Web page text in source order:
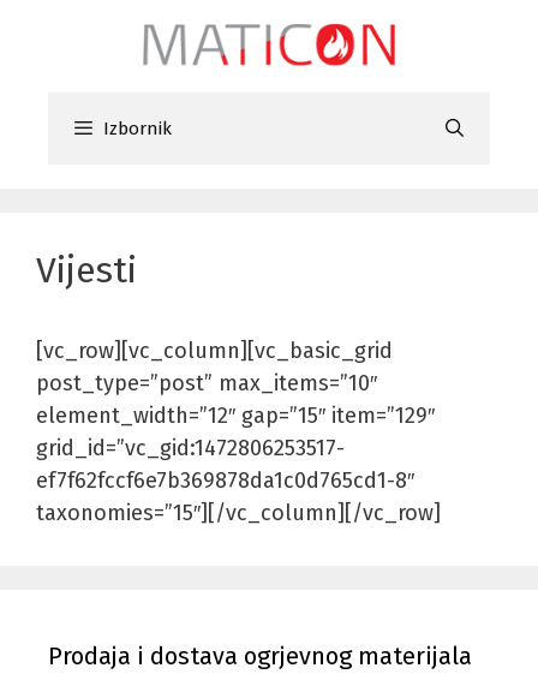
Izbornik
Vijesti
[vc_row][vc_column][vc_basic_grid
post_type=”post” max_items=”10″
element_width=”12″ gap=”15″ item=”129″
grid_id=”vc_gid:1472806253517-
ef7f62fccf6e7b369878da1c0d765cd1-8″
taxonomies=”15″][/vc_column][/vc_row]
Prodaja i dostava ogrjevnog materijala